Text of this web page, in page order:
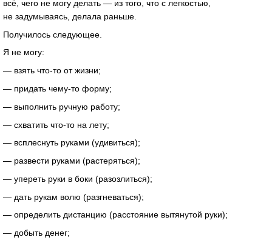
всё, чего не могу делать — из того, что с легкостью,
не задумываясь, делала раньше.
Получилось следующее.
Я не могу:
— взять что-то от жизни;
— придать чему-то форму;
— выполнить ручную работу;
— схватить что-то на лету;
— всплеснуть руками (удивиться);
— развести руками (растеряться);
— упереть руки в боки (разозлиться);
— дать рукам волю (разгневаться);
— определить дистанцию (расстояние вытянутой руки);
— добыть денег;